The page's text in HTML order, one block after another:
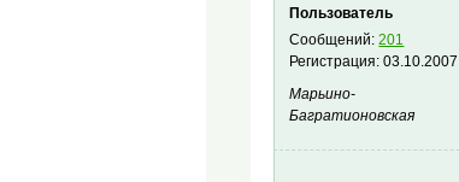
Пользователь
Сообщений:201
Регистрация:03.10.2007
Марьино-
Багратионовская